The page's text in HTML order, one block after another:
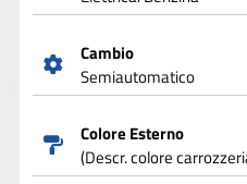
Cambio
Semiautomatico
Colore Esterno
(Descr. colore